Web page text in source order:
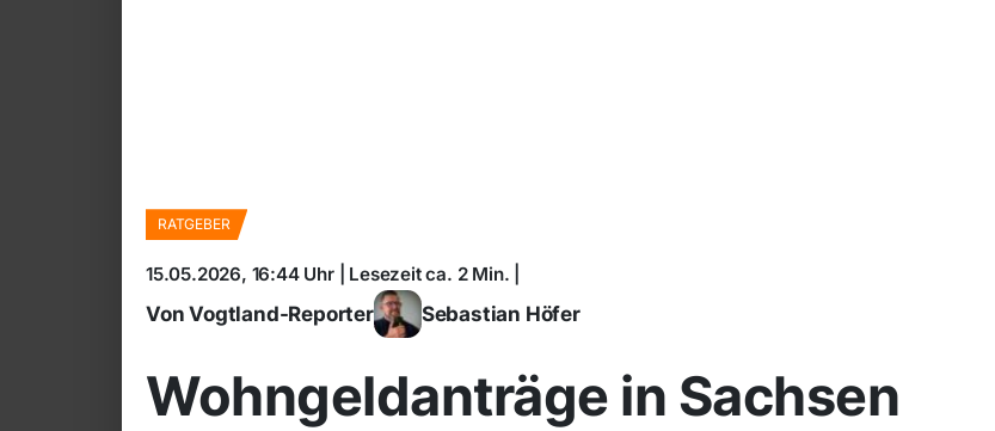
RATGEBER
15.05.2026, 16:44 Uhr | Lesezeit ca. 2 Min. |
Von Vogtland-Reporter Sebastian Höfer
Wohngeldanträge in Sachsen